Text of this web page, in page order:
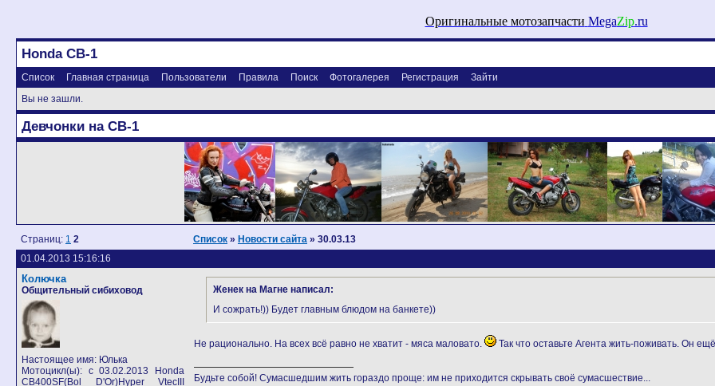
Оригинальные мотозапчасти MegaZip.ru
Honda CB-1
Список Главная страница Пользователи Правила Поиск Фотогалерея Регистрация
Зайти
Вы не зашли.
Девчонки на CB-1
Страниц: 1 2 Список » Новости сайта » 30.03.13
01.04.2013 15:16:16
Колючка
Общительный сибиховод
Настоящее имя: Юлька
Мотоцикл(ы): с 03.02.2013 Honda
CB400SF(Bol D'Or)Hyper VtecIII
Женек на Магне написал:
И сожрать!)) Будет главным блюдом на банкете))
Не рационально. На всех всё равно не хватит - мяса маловато. Так что оставьте Агента жить-поживать. Он
Будьте собой! Сумасшедшим жить гораздо проще: им не приходится скрывать своё сумасшествие...